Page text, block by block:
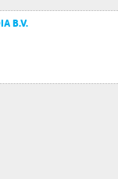
B.V.